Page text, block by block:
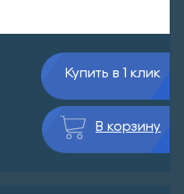
Купить в 1 клик
В корзину